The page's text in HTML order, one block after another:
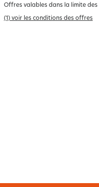
Offres valables dans la limite
(1) voir les conditions des offres